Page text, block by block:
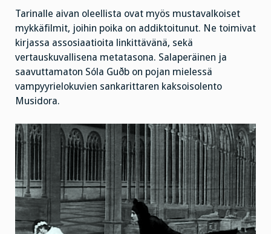
Tarinalle aivan oleellista ovat myös mustavalkoiset
mykkäfilmit, joihin poika on addiktoitunut. Ne toimivat
kirjassa assosiaatioita linkittävänä, sekä
vertauskuvallisena metatasona. Salaperäinen ja
saavuttamaton Sóla Guðb on pojan mielessä
vampyyrielokuvien sankarittaren kaksoisolento
Musidora.